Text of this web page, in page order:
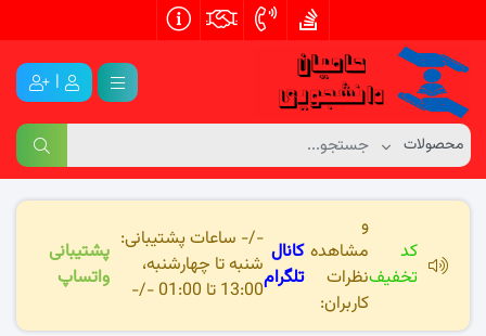
|
کد
تخفیف
و
مشاهده
نظرات
کاربران:
کانال
تلگرام
-/- ساعات پشتیبانی:
شنبه تا چهارشنبه،
13:00 تا 01:00 -/-
پشتیبانی
واتساپ